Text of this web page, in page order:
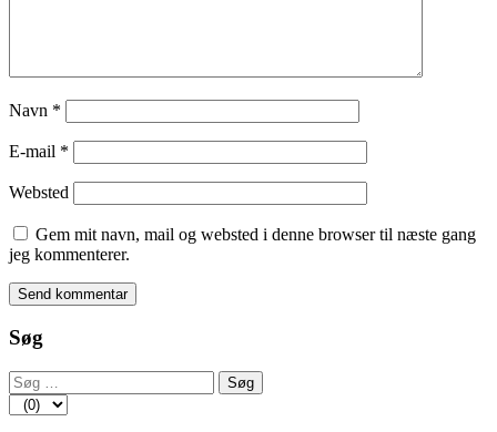
Navn *
E-mail *
Websted
Gem mit navn, mail og websted i denne browser til næste gang
jeg kommenterer.
Søg
Søg
efter: